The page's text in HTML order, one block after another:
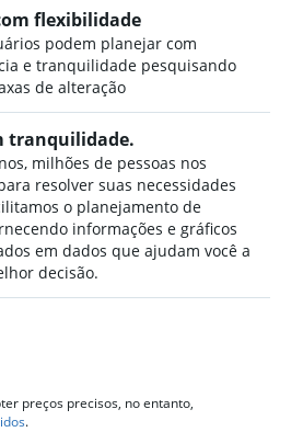
flexibilidade
podem planejar com
e tranquilidade pesquisando
de alteração
tranquilidade.
milhões de pessoas nos
resolver suas necessidades
o planejamento de
informações e gráficos
em dados que ajudam você a
decisão.
preços precisos, no entanto,
.